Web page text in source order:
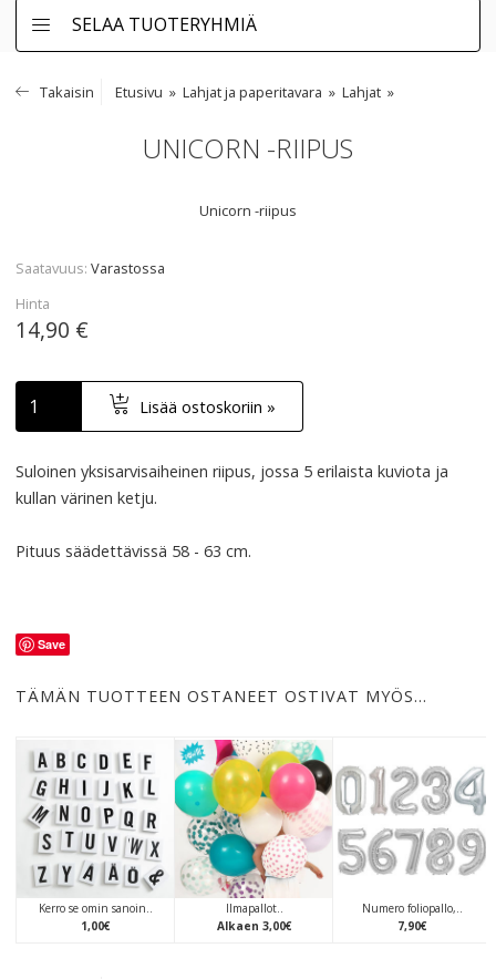
SELAA TUOTERYHMIÄ
Takaisin Etusivu Lahjat ja paperitavara Lahjat
UNICORN -RIIPUS
Unicorn -riipus
Saatavuus Varastossa
Hinta
14,90 €
Lisää ostoskoriin »
Suloinen yksisarvisaiheinen riipus, jossa 5 erilaista kuviota ja
kullan värinen ketju.
Pituus säädettävissä 58 - 63 cm.
Save
TÄMÄN TUOTTEEN OSTANEET OSTIVAT MYÖS…
Kerro se omin sanoin..
1,00€
Ilmapallot..
Alkaen 3,00€
Numero foliopallo,..
7,90€